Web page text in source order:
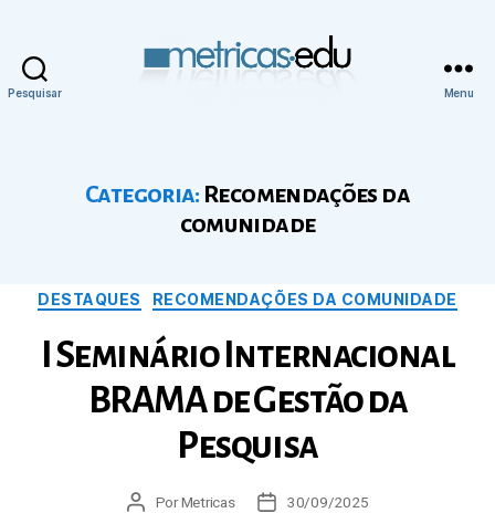
Pesquisar Menu
Categoria: Recomendações da
comunidade
Categorias
DESTAQUES RECOMENDAÇÕES DA COMUNIDADE
I Seminário Internacional
BRAMA de Gestão da
Pesquisa
AutorPorMetricas
Data30/09/2025